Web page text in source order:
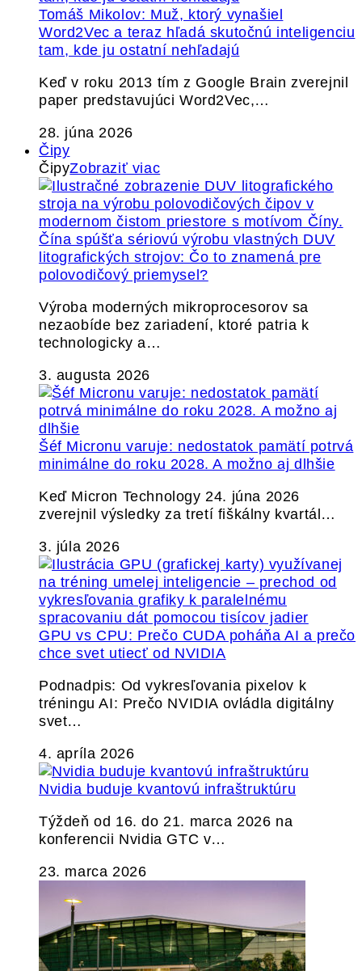
Tomáš Mikolov: Muž, ktorý vynašiel
Word2Vec a teraz hľadá skutočnú inteligenciu
tam, kde ju ostatní nehľadajú
Keď v roku 2013 tím z Google Brain zverejnil
paper predstavujúci Word2Vec,…
28. júna 2026
Čipy
ČipyZobraziť viac
Čína spúšťa sériovú výrobu vlastných DUV
litografických strojov: Čo to znamená pre
polovodičový priemysel?
Výroba moderných mikroprocesorov sa
nezaobíde bez zariadení, ktoré patria k
technologicky a…
3. augusta 2026
Šéf Micronu varuje: nedostatok pamätí potrvá
minimálne do roku 2028. A možno aj dlhšie
Keď Micron Technology 24. júna 2026
zverejnil výsledky za tretí fiškálny kvartál…
3. júla 2026
GPU vs CPU: Prečo CUDA poháňa AI a prečo
chce svet utiecť od NVIDIA
Podnadpis: Od vykresľovania pixelov k
tréningu AI: Prečo NVIDIA ovládla digitálny
svet…
4. apríla 2026
Nvidia buduje kvantovú infraštruktúru
Týždeň od 16. do 21. marca 2026 na
konferencii Nvidia GTC v…
23. marca 2026